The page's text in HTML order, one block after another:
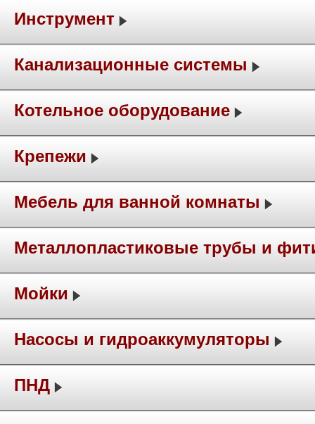
Инструмент
Канализационные системы
Котельное оборудование
Крепежи
Мебель для ванной комнаты
Металлопластиковые трубы и
Мойки
Насосы и гидроаккумуляторы
ПНД